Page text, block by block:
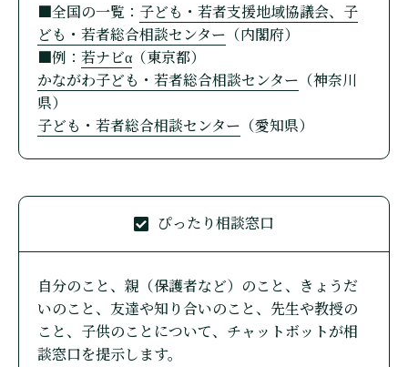
■全国の一覧： 子ども・若者支援地域協議会、子
ども・若者総合相談センター （内閣府）
■例： 若ナビα （東京都）
かながわ子ども・若者総合相談センター （神奈川
県）
子ども・若者総合相談センター （愛知県）
ぴったり相談窓口
自分のこと、親（保護者など）のこと、きょうだ
いのこと、友達や知り合いのこと、先生や教授の
こと、子供のことについて、チャットボットが相
談窓口を提示します。